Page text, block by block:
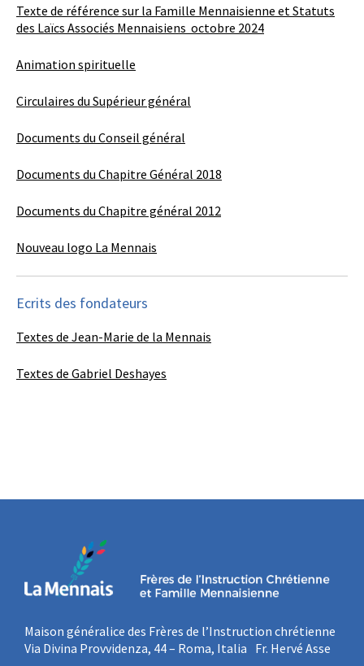
Texte de référence sur la Famille Mennaisienne et Statuts
des Laïcs Associés Mennaisiens octobre 2024
Animation spirituelle
Circulaires du Supérieur général
Documents du Conseil général
Documents du Chapitre Général 2018
Documents du Chapitre général 2012
Nouveau logo La Mennais
Ecrits des fondateurs
Textes de Jean-Marie de la Mennais
Textes de Gabriel Deshayes
Maison généralice des Frères de l’Instruction chrétienne
Via Divina Provvidenza, 44 – Roma, Italia Fr. Hervé Asse